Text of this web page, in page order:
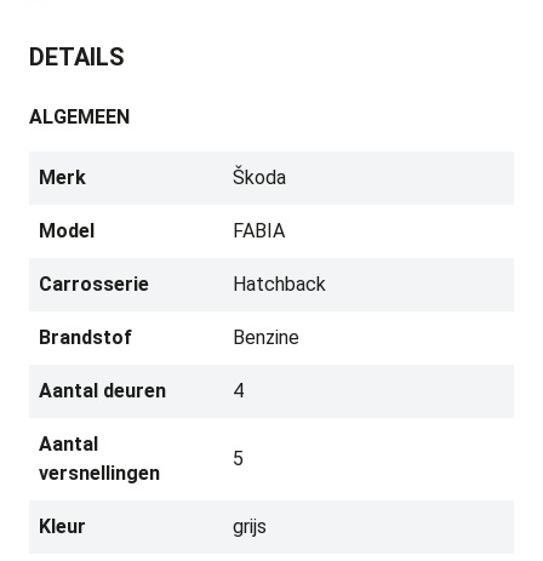
DETAILS
ALGEMEEN
Merk Škoda
Model FABIA
Carrosserie Hatchback
Brandstof Benzine
Aantal deuren 4
Aantal
versnellingen
5
Kleur grijs